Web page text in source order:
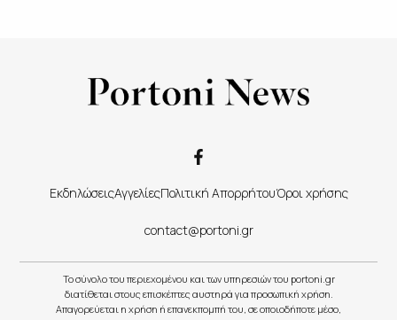
ΕκδηλώσειςΑγγελίεςΠολιτική ΑπορρήτουΌροι χρήσης
contact@portoni.gr
Το σύνολο του περιεχομένου και των υπηρεσιών του portoni.gr
διατίθεται στους επισκέπτες αυστηρά για προσωπική χρήση.
Απαγορεύεται η χρήση ή επανεκπομπή του, σε οποιοδήποτε μέσο,